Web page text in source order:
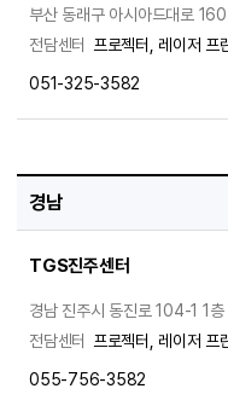
부산 동래구 아시아드대로
전담센터
프로젝터, 레이저 프
051-325-3582
경남
TGS진주센터
경남 진주시 동진로 104-1 1층
전담센터
프로젝터, 레이저 프
055-756-3582